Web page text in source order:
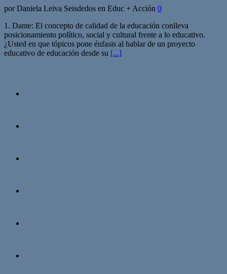
por Daniela Leiva Seisdedos en Educ + Acción 0
1. Dante: El concepto de calidad de la educación conlleva
posicionamiento político, social y cultural frente a lo educativo.
¿Usted en que tópicos pone énfasis al hablar de un proyecto
educativo de educación desde su [...]